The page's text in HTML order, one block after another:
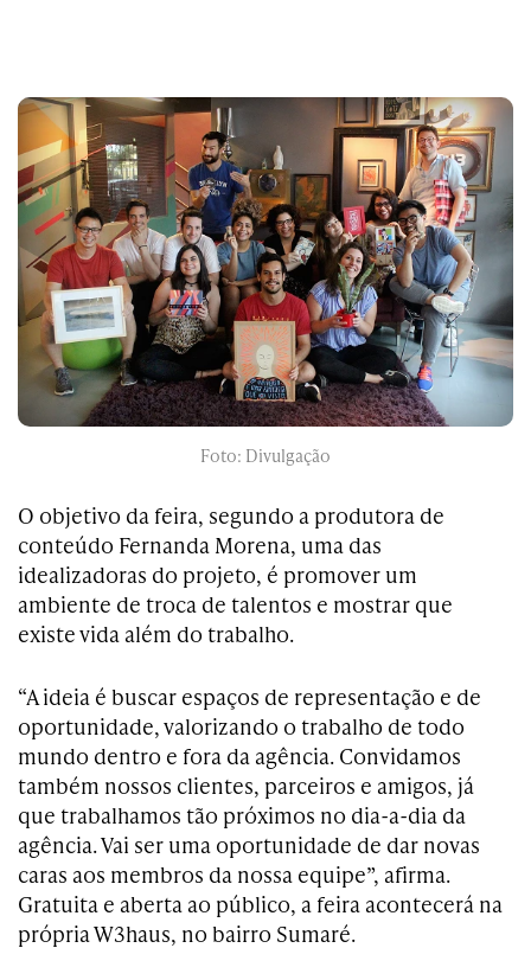
Foto: Divulgação
O objetivo da feira, segundo a produtora de
conteúdo Fernanda Morena, uma das
idealizadoras do projeto, é promover um
ambiente de troca de talentos e mostrar que
existe vida além do trabalho.
“A ideia é buscar espaços de representação e de
oportunidade, valorizando o trabalho de todo
mundo dentro e fora da agência. Convidamos
também nossos clientes, parceiros e amigos, já
que trabalhamos tão próximos no dia-a-dia da
agência. Vai ser uma oportunidade de dar novas
caras aos membros da nossa equipe”, afirma.
Gratuita e aberta ao público, a feira acontecerá na
própria W3haus, no bairro Sumaré.